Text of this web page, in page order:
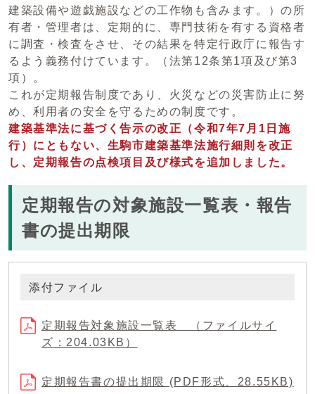
建築設備や遊戯施設などの工作物も含みます。）の所
有者・管理者は、定期的に、専門技術を有する資格者
に調査・検査をさせ、その結果を特定行政庁に報告す
るよう義務付けています。（法第12条第1項及び第3
項）。
これが定期報告制度であり、火災などの災害防止に努
め、利用者の安全を守るための制度です。
建築基準法に基づく告示の改正（令和7年7月1日施
行）にともない、生駒市建築基準法施行細則を改正
し、定期報告の点検項目及び様式を追加しました。
定期報告の対象施設一覧表・報告
書の提出期限
添付ファイル
定期報告対象施設一覧表 （ファイルサイ
ズ：204.03KB）
定期報告書の提出期限 (PDF形式、28.55KB)